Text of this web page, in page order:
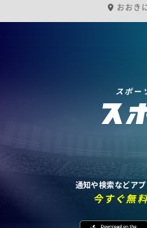
おおき
スポー
通知や検索などア
今すぐ無